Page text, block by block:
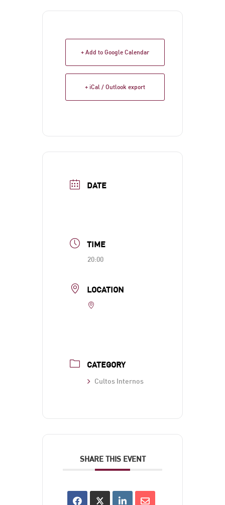
+ Add to Google Calendar
+ iCal / Outlook export
DATE
TIME
20:00
LOCATION
CATEGORY
Cultos Internos
SHARE THIS EVENT